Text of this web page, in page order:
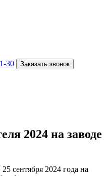
30 Заказать звонок
2024 на заводе
сентября 2024 года на